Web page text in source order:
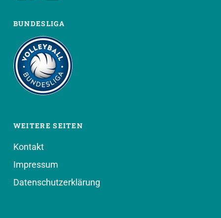
BUNDESLIGA
WEITERE SEITEN
Kontakt
Impressum
Datenschutzerklärung